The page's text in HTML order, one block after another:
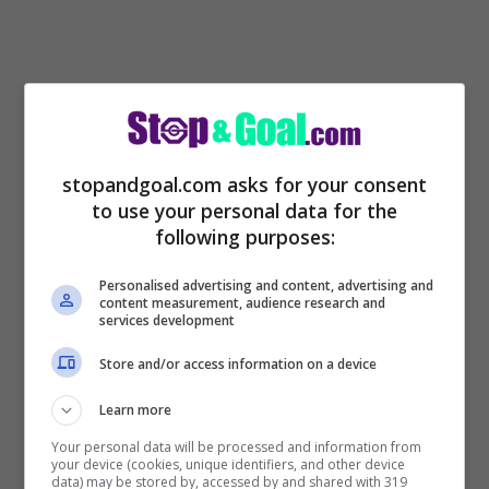
Chi arriva alla Juve?
Pronta una maxi-
operazione dal City per
Cambiaso
Per Cambiaso, il Manchester City deve
monetizzare.Come spiegano da
Tuttosport , da capire se ilCitylo farà
stopandgoal.com asks for your consent
to use your personal data for the
following purposes:
Personalised advertising and content, advertising and
content measurement, audience research and
services development
Store and/or access information on a device
Learn more
Your personal data will be processed and information from
your device (cookies, unique identifiers, and other device
data) may be stored by, accessed by and shared with 319